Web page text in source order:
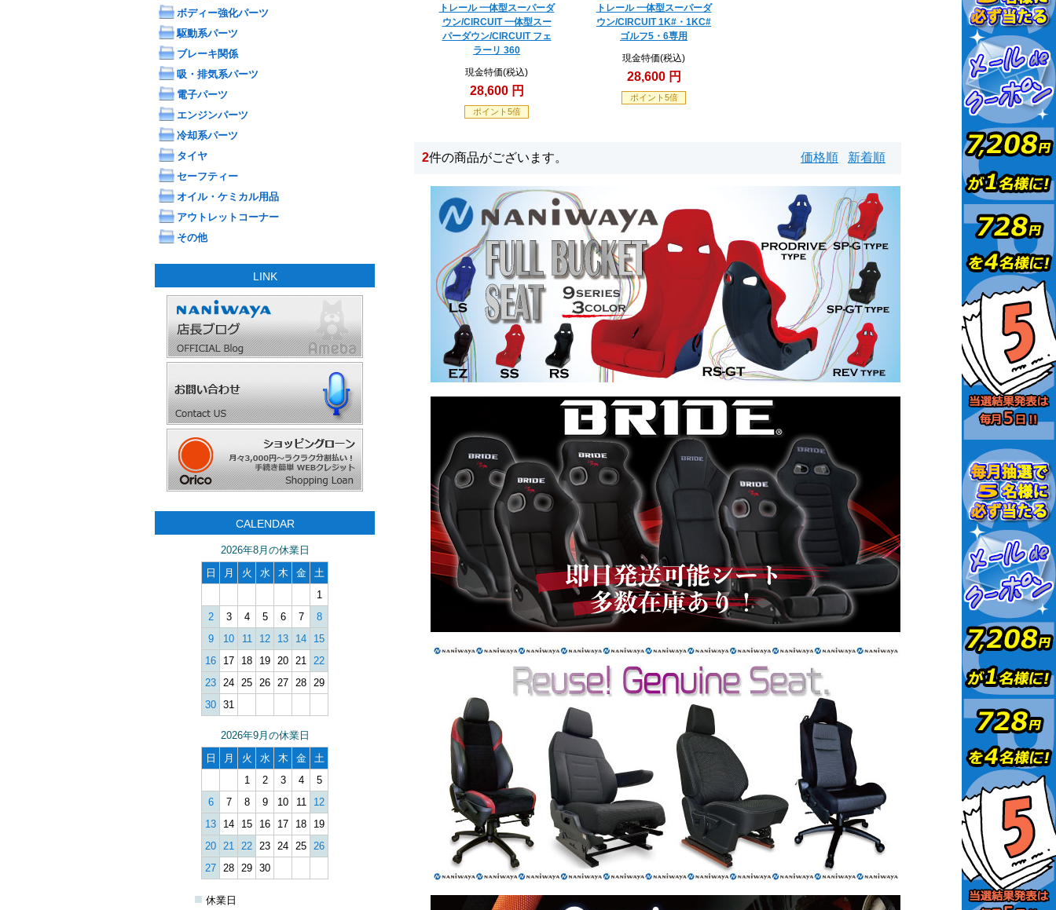
ボディー強化パーツ
駆動系パーツ
ブレーキ関係
吸・排気系パーツ
電子パーツ
エンジンパーツ
冷却系パーツ
タイヤ
セーフティー
オイル・ケミカル用品
アウトレットコーナー
その他
LINK
CALENDAR
2026年8月の休業日
日
月 火 水 木 金
土
1
2
3 4 5 6 7
8
9
10 11 12 13 14
15
16
17 18 19 20 21 22
23 24 25 26 27 28 29
30 31
2026年9月の休業日
日
月 火 水 木 金
土
1
2 3 4
5
6
7 8 9 10 11
12
13
14 15 16 17 18
19
20 21 22 23 24 25 26
27 28 29 30
■ 休業日
トレール 一体型スーパーダ
ウン/CIRCUIT 一体型スー
パーダウン/CIRCUIT フェ
ラーリ 360
現金特価(税込)
28,600 円
ポイント5倍
トレール 一体型スーパーダ
ウン/CIRCUIT 1K#・1KC#
ゴルフ5・6専用
現金特価(税込)
28,600 円
ポイント5倍
2件の商品がございます。 価格順 新着順